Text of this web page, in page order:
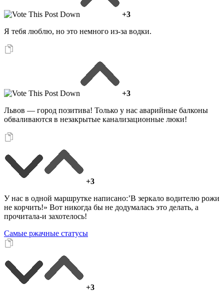
+3
Я тебя люблю, но это немного из-за водки.
+3
Львов — город позитива! Только у нас аварийные балконы
обваливаются в незакрытые канализационные люки!
+3
У нас в одной маршрутке написано:’В зеркало водителю рожи
не корчить!» Вот никогда бы не додумалась это делать, а
прочитала-и захотелось!
Самые ржачные статусы
+3